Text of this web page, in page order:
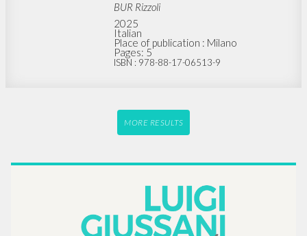
BUR Rizzoli
2025
Italian
Place of publication : Milano
Pages: 5
ISBN : 978-88-17-06513-9
MORE RESULTS